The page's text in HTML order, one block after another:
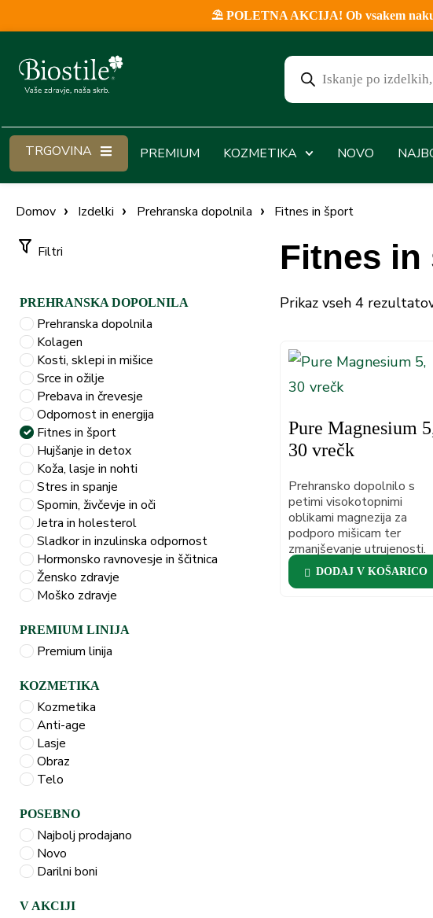
⛱️ POLETNA AKCIJA! Ob vsakem
TRGOVINA PREMIUM KOZMETIKA NOVO
Domov Izdelki Prehranska dopolnila Fitnes in šport
Fitnes in
Prikaz vseh 4
Pure Magnesium
30 vrečk
Prehransko dopolnilo s
petimi visokotopnimi
oblikami magnezija za
podporo mišicam ter
zmanjševanje utrujenosti.
DODAJ V KOŠARICO
Filtri
PREHRANSKA DOPOLNILA
Prehranska dopolnila
Kolagen
Kosti, sklepi in mišice
Srce in ožilje
Prebava in črevesje
Odpornost in energija
Fitnes in šport
Hujšanje in detox
Koža, lasje in nohti
Stres in spanje
Spomin, živčevje in oči
Jetra in holesterol
Sladkor in inzulinska odpornost
Hormonsko ravnovesje in ščitnica
Žensko zdravje
Moško zdravje
PREMIUM LINIJA
Premium linija
KOZMETIKA
Kozmetika
Anti-age
Lasje
Obraz
Telo
POSEBNO
Najbolj prodajano
Novo
Darilni boni
V AKCIJI